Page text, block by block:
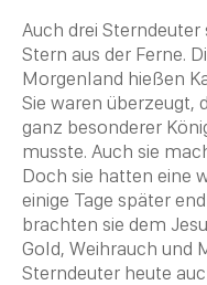
Auch drei
Stern aus der Ferne.
Morgenland hießen
Sie waren überzeugt,
ganz besonderer
musste. Auch sie
Doch sie hatten eine
einige Tage später
brachten sie dem
Gold, Weihrauch und
Sterndeuter heute